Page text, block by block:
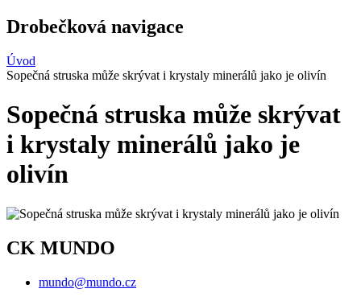
Drobečková navigace
Úvod
Sopečná struska může skrývat i krystaly minerálů jako je olivín
Sopečná struska může skrývat
i krystaly minerálů jako je
olivín
CK MUNDO
mundo@mundo.cz